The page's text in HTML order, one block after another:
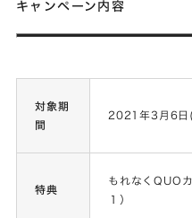
キャンペーン内容
対象期
間
2021年3月6日
特典
もれなくQUO
１）